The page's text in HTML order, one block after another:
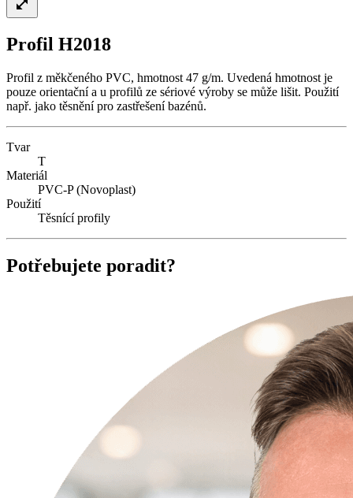
Profil H2018
Profil z měkčeného PVC, hmotnost 47 g/m. Uvedená hmotnost je
pouze orientační a u profilů ze sériové výroby se může lišit. Použití
např. jako těsnění pro zastřešení bazénů.
Tvar
T
Materiál
PVC-P (Novoplast)
Použití
Těsnící profily
Potřebujete poradit?